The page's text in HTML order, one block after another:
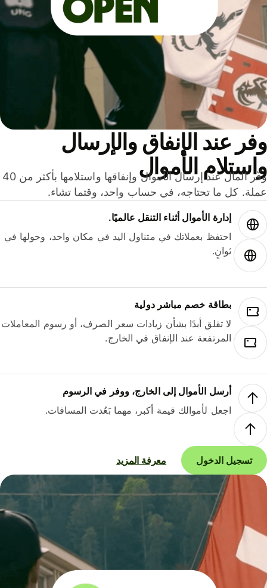
عند الإنفاق والإرسال
الأموال
وفّر المال عند إرسال الأموال وإنفاقها واستلامها بأكثر من 40
كل ما تحتاجه، في حساب واحد، وقتما تشاء.
إدارة الأموال أثناء التنقل عالميًا.
احتفظ بعملاتك في متناول اليد في مكان واحد، وحولها في
ثوانٍ.
بطاقة خصم مباشر دولية
لا تقلق أبدًا بشأن زيادات سعر الصرف، أو رسوم المعاملات
المرتفعة عند الإنفاق في الخارج.
أرسل الأموال إلى الخارج، ووفر في الرسوم
اجعل لأموالك قيمة أكبر، مهما بَعُدت المسافات.
تسجيل الدخول معرفة المزيد